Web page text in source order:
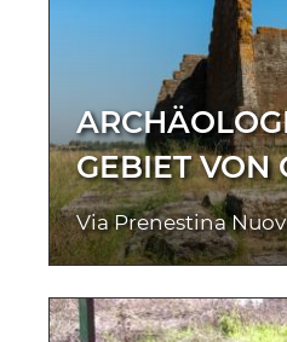
GEBIET VON
Via Prenestina